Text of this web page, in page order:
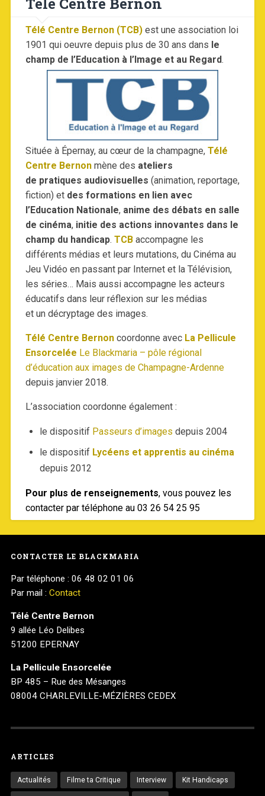
Télé Centre Bernon (TCB) est une association loi
1901 qui oeuvre depuis plus de 30 ans dans le
champ de l’Education à l’Image et au Regard.
Située à Épernay, au cœur de la champagne, Télé
Centre Bernonmène des ateliers
de pratiques audiovisuelles (animation, reportage,
fiction) et des formations en lien avec
l’Education Nationale, anime des débats en salle
de cinéma, initie des actions innovantes dans le
champ du handicap. TCB accompagne les
différents médias et leurs mutations, du Cinéma au
Jeu Vidéo en passant par Internet et la Télévision,
les séries… Mais aussi accompagne les acteurs
éducatifs dans leur réflexion sur les médias
et un décryptage des images.
Télé Centre Bernoncoordonne avec La Pellicule
Ensorcelée Le Blackmaria – pôle régional
d’éducation aux images de Champagne-Ardenne
depuis janvier 2018.
L’association coordonne également :
le dispositif Passeurs d’images depuis 2004
le dispositif Lycéens et apprentis au cinéma
depuis 2012
Pour plus de renseignements, vous pouvez les
contacter par téléphone au 03 26 54 25 95
CONTACTER LE BLACKMARIA
Par téléphone : 06 48 02 01 06
Par mail : Contact
Télé Centre Bernon
9 allée Léo Delibes
51200 EPERNAY
La Pellicule Ensorcelée
BP 485 – Rue des Mésanges
08004 CHARLEVILLE-MÉZIÈRES CEDEX
ARTICLES
Actualités Filme ta Critique Interview Kit Handicaps